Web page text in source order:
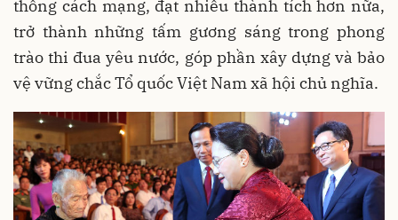
thống cách mạng, đạt nhiều thành tích hơn nữa,
trở thành những tấm gương sáng trong phong
trào thi đua yêu nước, góp phần xây dựng và bảo
vệ vững chắc Tổ quốc Việt Nam xã hội chủ nghĩa.